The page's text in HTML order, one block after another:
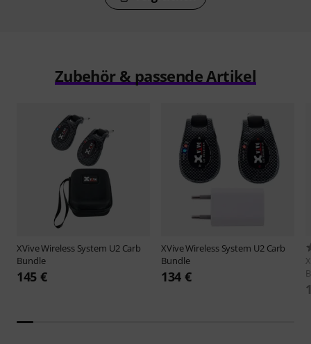
Zubehör & passende Artikel
XViveWireless System U2 Carb
Bundle
145 €
XViveWireless System U2 Carb
Bundle
134 €